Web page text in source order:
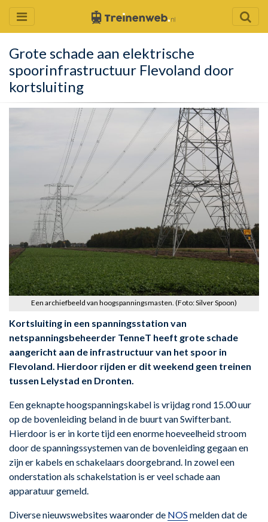
Grote schade aan elektrische
spoorinfrastructuur Flevoland door
kortsluiting
Een archiefbeeld van hoogspanningsmasten. (Foto: Silver Spoon)
Kortsluiting in een spanningsstation van
netspanningsbeheerder TenneT heeft grote schade
aangericht aan de infrastructuur van het spoor in
Flevoland. Hierdoor rijden er dit weekend geen treinen
tussen Lelystad en Dronten.
Een geknapte hoogspanningskabel is vrijdag rond 15.00 uur
op de bovenleiding beland in de buurt van Swifterbant.
Hierdoor is er in korte tijd een enorme hoeveelheid stroom
door de spanningssystemen van de bovenleiding gegaan en
zijn er kabels en schakelaars doorgebrand. In zowel een
onderstation als schakelstation is er veel schade aan
apparatuur gemeld.
Diverse nieuwswebsites waaronder de NOS melden dat de